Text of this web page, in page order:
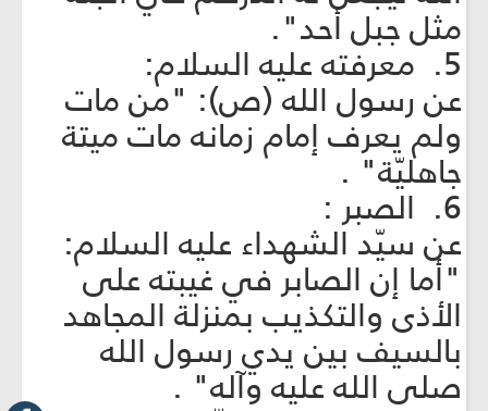
مثل جبل أحد".
5. معرفته عليه السلام:
عن رسول الله (ص): "من مات
ولم يعرف إمام زمانه مات ميتة
جاهليّة" .
6. الصبر :
عن سيّد الشهداء عليه السلام:
"أما إن الصابر في غيبته على
الأذى والتكذيب بمنزلة المجاهد
بالسيف بين يدي رسول الله
صلى الله عليه وآله" .